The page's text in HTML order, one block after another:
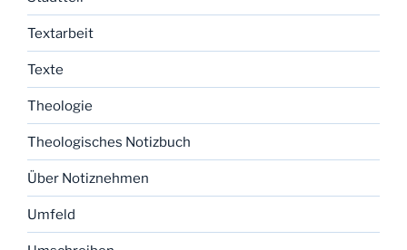
Textarbeit
Texte
Theologie
Theologisches Notizbuch
Über Notiznehmen
Umfeld